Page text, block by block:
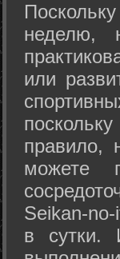
неделю,
или
правило,
можете
Seikan-­
в сутки.